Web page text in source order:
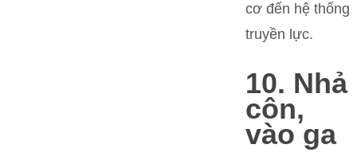
cơ đến hệ thống
truyền lực.
10. Nhả
côn,
vào ga